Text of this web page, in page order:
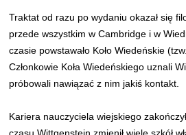
Traktat od razu po wydaniu okazał się
przede wszystkim w Cambridge i w
czasie powstawało Koło Wiedeńskie
Członkowie Koła Wiedeńskiego uznali
próbowali nawiązać z nim jakiś kontakt.
Kariera nauczyciela wiejskiego